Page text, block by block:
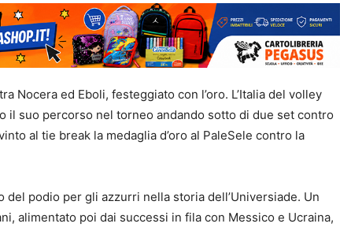
Nocera ed Eboli, festeggiato con l’oro. L’Italia del volley
il suo percorso nel torneo andando sotto di due set contro
al tie break la medaglia d’oro al PaleSele contro la
del podio per gli azzurri nella storia dell’Universiade. Un
alimentato poi dai successi in fila con Messico e Ucraina,